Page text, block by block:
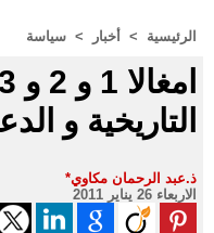
الرئيسية > أخبار > سياسة
التاريخية و
*ذ.عبد الرحمان مكاوي
الاربعاء 26 يناير 2011